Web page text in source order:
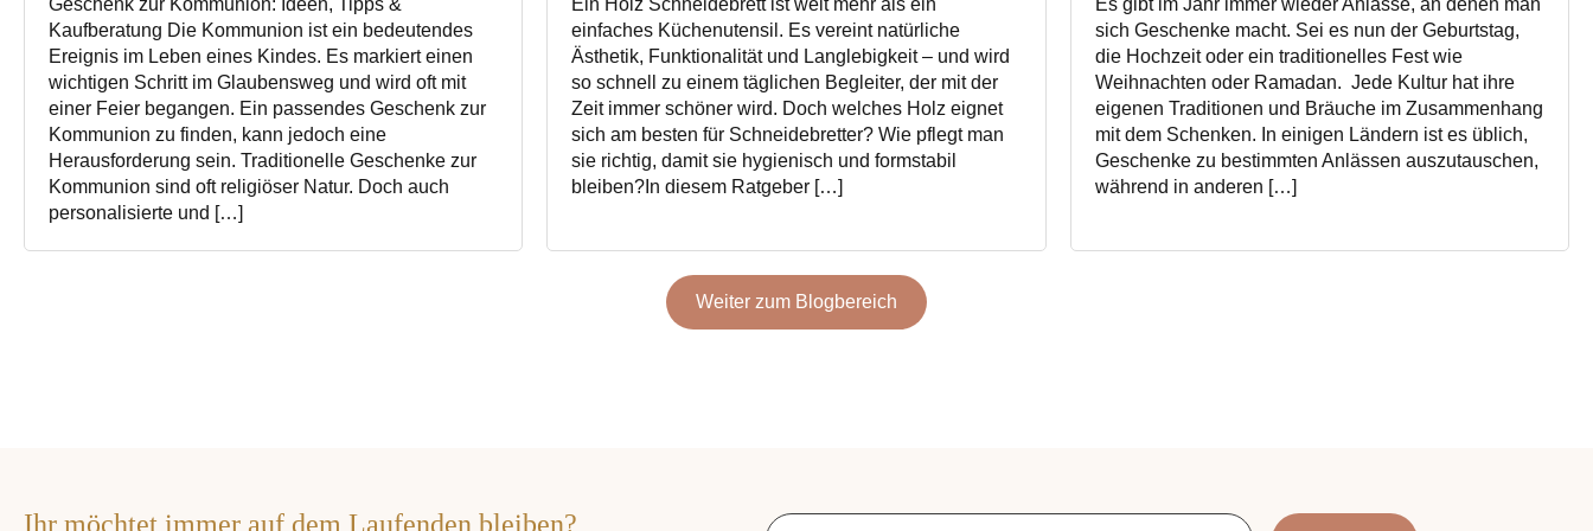
Geschenk zur Kommunion: Ideen, Tipps &
Kaufberatung Die Kommunion ist ein bedeutendes
Ereignis im Leben eines Kindes. Es markiert einen
wichtigen Schritt im Glaubensweg und wird oft mit
einer Feier begangen. Ein passendes Geschenk zur
Kommunion zu finden, kann jedoch eine
Herausforderung sein. Traditionelle Geschenke zur
Kommunion sind oft religiöser Natur. Doch auch
personalisierte und […]
Ein Holz Schneidebrett ist weit mehr als ein
einfaches Küchenutensil. Es vereint natürliche
Ästhetik, Funktionalität und Langlebigkeit – und wird
so schnell zu einem täglichen Begleiter, der mit der
Zeit immer schöner wird. Doch welches Holz eignet
sich am besten für Schneidebretter? Wie pflegt man
sie richtig, damit sie hygienisch und formstabil
bleiben?In diesem Ratgeber […]
Es gibt im Jahr immer wieder Anlässe, an denen man
sich Geschenke macht. Sei es nun der Geburtstag,
die Hochzeit oder ein traditionelles Fest wie
Weihnachten oder Ramadan. Jede Kultur hat ihre
eigenen Traditionen und Bräuche im Zusammenhang
mit dem Schenken. In einigen Ländern ist es üblich,
Geschenke zu bestimmten Anlässen auszutauschen,
während in anderen […]
Weiter zum Blogbereich
Ihr möchtet immer auf dem Laufenden bleiben?
Email